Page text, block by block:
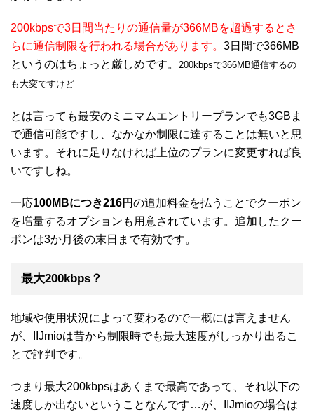
200kbpsで3日間当たりの通信量が366MBを超過するとさ
らに通信制限を行われる場合があります。 3日間で366MB
というのはちょっと厳しめです。 200kbpsで366MB通信するの
も大変ですけど
とは言っても最安のミニマムエントリープランでも3GBま
で通信可能ですし、なかなか制限に達することは無いと思
います。それに足りなければ上位のプランに変更すれば良
いですしね。
一応100MBにつき216円の追加料金を払うことでクーポン
を増量するオプションも用意されています。追加したクー
ポンは3か月後の末日まで有効です。
最大200kbps？
地域や使用状況によって変わるので一概には言えません
が、IIJmioは昔から制限時でも最大速度がしっかり出るこ
とで評判です。
つまり最大200kbpsはあくまで最高であって、それ以下の
速度しか出ないということなんです…が、IIJmioの場合は